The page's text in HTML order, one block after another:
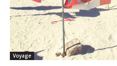
Voyage